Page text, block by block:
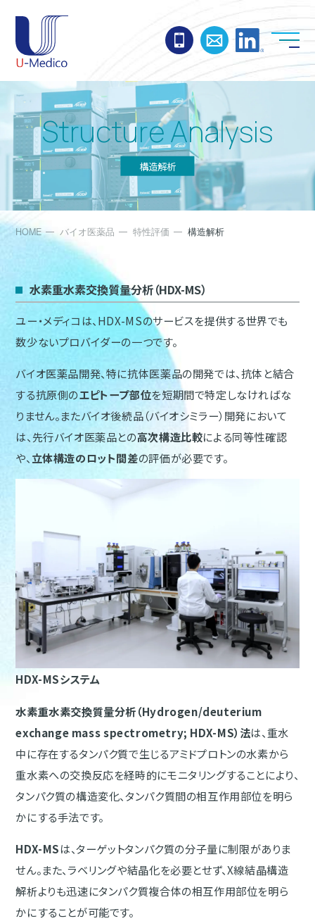
お電話でのお問い合わ
お問い合わせ
LinkedIn
Structure Analysis
構造解析
HOME バイオ医薬品 特性評価 構造解析
水素重水素交換質量分析（HDX-MS）
ユー・メディコは、HDX-MSのサービスを提供する世界でも
数少ないプロバイダーの一つです。
バイオ医薬品開発、特に抗体医薬品の開発では、抗体と結合
する抗原側のエピトープ部位を短期間で特定しなければな
りません。またバイオ後続品（バイオシミラー）開発において
は、先行バイオ医薬品との高次構造比較による同等性確認
や、 立体構造のロット間差の評価が必要です。
HDX-MSシステム
水素重水素交換質量分析（Hydrogen/deuterium
exchange mass spectrometry; HDX-MS）法は、重水
中に存在するタンパク質で生じるアミドプロトンの水素から
重水素への交換反応を経時的にモニタリングすることにより、
タンパク質の構造変化、タンパク質間の相互作用部位を明ら
かにする手法です。
HDX-MSは、ターゲットタンパク質の分子量に制限がありま
せん。また、ラベリングや結晶化を必要とせず、X線結晶構造
解析よりも迅速にタンパク質複合体の相互作用部位を明ら
かにすることが可能です。